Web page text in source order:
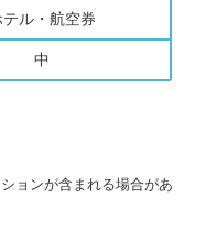
テル・航空券
中
ョンが含まれる場合があ